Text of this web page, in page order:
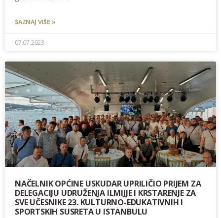
SAZNAJ VIŠE »
07.07.2023.
NAČELNIK OPĆINE USKUDAR UPRILIČIO PRIJEM ZA
DELEGACIJU UDRUŽENJA ILMIJJE I KRSTARENJE ZA
SVE UČESNIKE 23. KULTURNO-EDUKATIVNIH I
SPORTSKIH SUSRETA U ISTANBULU